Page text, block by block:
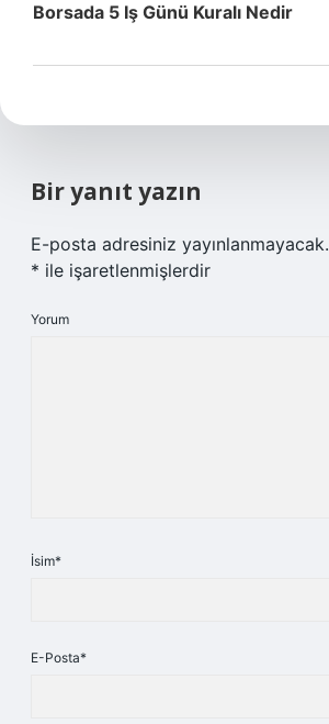
Borsada 5 Iş Günü Kuralı Nedir
Bir yanıt yazın
E-posta adresiniz yayınlanmayacak.
* ile işaretlenmişlerdir
Yorum
İsim*
E-Posta*